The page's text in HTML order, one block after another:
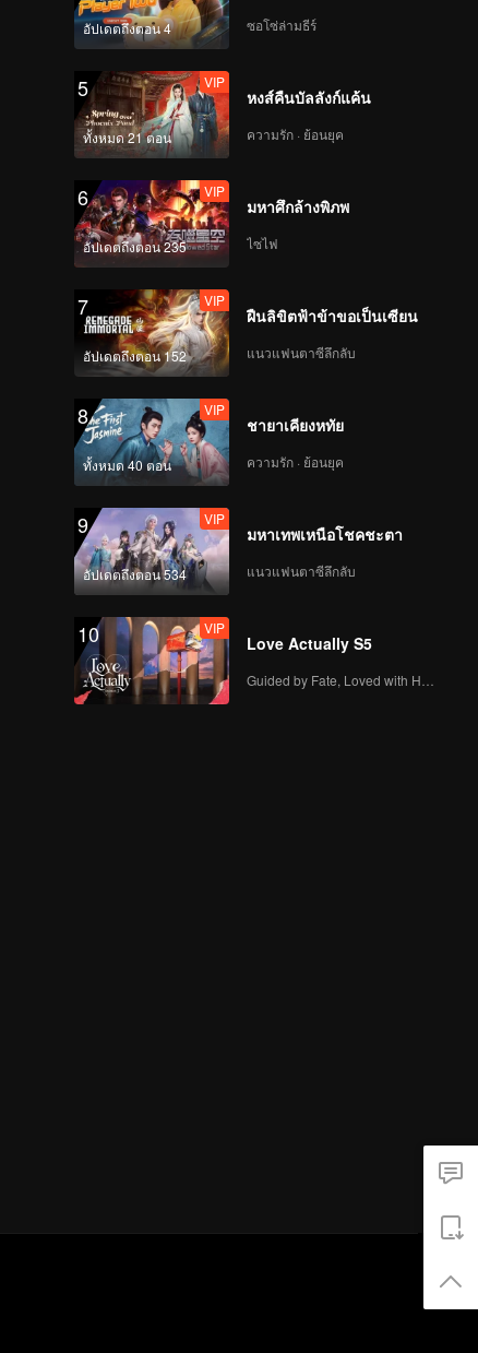
อัปเดตถึงตอน 4 ซอโซ่ล่ามธีร์
5
ทั้งหมด 21 ตอน
VIP
หงส์คืนบัลลังก์แค้น
ความรัก · ย้อนยุค
6
อัปเดตถึงตอน 235
VIP
มหาศึกล้างพิภพ
ไซไฟ
7
อัปเดตถึงตอน 152
VIP
ฝืนลิขิตฟ้าข้าขอเป็นเซียน
แนวแฟนตาซีลึกลับ
8
ทั้งหมด 40 ตอน
VIP
ชายาเคียงหทัย
ความรัก · ย้อนยุค
9
อัปเดตถึงตอน 534
VIP
มหาเทพเหนือโชคชะตา
แนวแฟนตาซีลึกลับ
10 VIP
Love Actually S5